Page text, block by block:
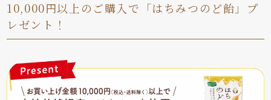
10,000円以上のご購入で「はちみつのど飴」プ
レゼント！